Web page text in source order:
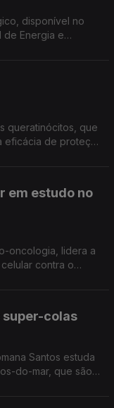
disponível no
de Energia e
queratinócitos, que
eficácia de proteção
em estudo no
oncologia, lidera a
contra o
colas
Santos estuda
do-mar, que são